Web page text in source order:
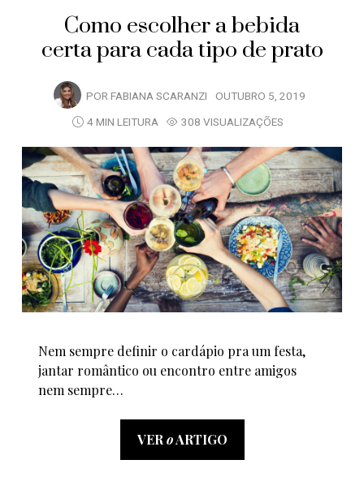
Como escolher a bebida
certa para cada tipo de prato
POR FABIANA SCARANZI OUTUBRO 5, 2019
4 MIN LEITURA
308 VISUALIZAÇÕES
Nem sempre definir o cardápio pra um festa,
jantar romântico ou encontro entre amigos
nem sempre…
VERoARTIGO